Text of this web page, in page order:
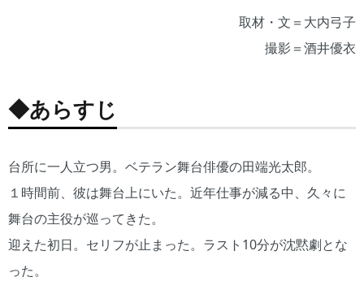
取材・文＝大内弓子
撮影＝酒井優衣
◆あらすじ
台所に一人立つ男。ベテラン舞台俳優の田端光太郎。
１時間前、彼は舞台上にいた。近年仕事が減る中、久々に
舞台の主役が巡ってきた。
迎えた初日。セリフが止まった。ラスト10分が沈黙劇とな
った。